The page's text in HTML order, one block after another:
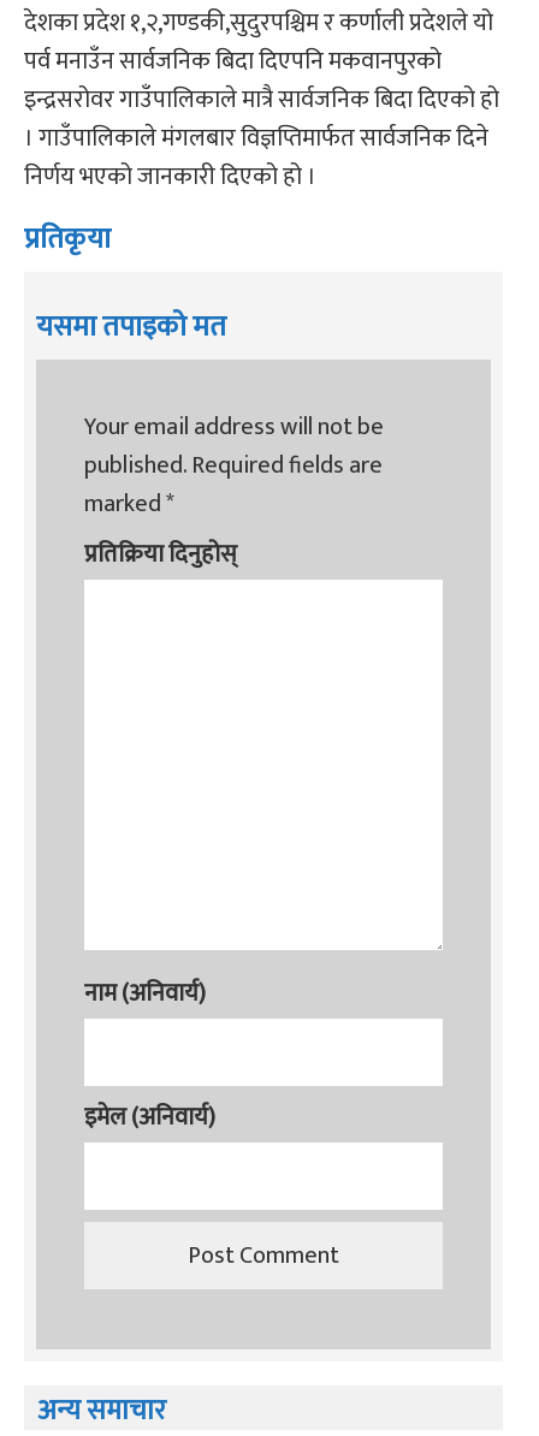
देशका प्रदेश १,२,गण्डकी,सुदुरपश्चिम र कर्णाली प्रदेशले यो
पर्व मनाउँन सार्वजनिक बिदा दिएपनि मकवानपुरको
इन्द्रसरोवर गाउँपालिकाले मात्रै सार्वजनिक बिदा दिएको हो
। गाउँपालिकाले मंगलबार विज्ञप्तिमार्फत सार्वजनिक दिने
निर्णय भएको जानकारी दिएको हो ।
प्रतिकृया
यसमा तपाइको मत
Your email address will not be
published.Required fields are
marked*
प्रतिक्रिया दिनुहोस्
नाम (अनिवार्य)
इमेल (अनिवार्य)
अन्य समाचार